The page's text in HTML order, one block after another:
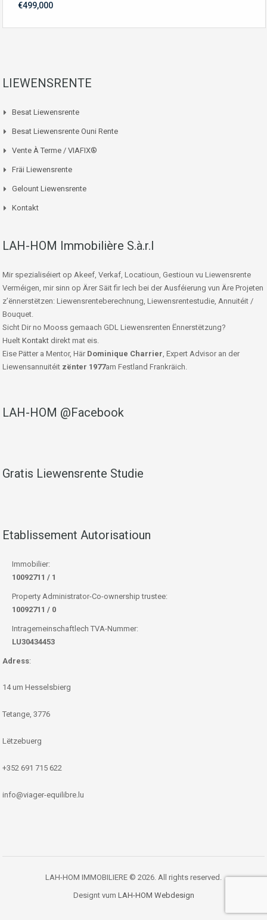
€499,000
LIEWENSRENTE
Besat Liewensrente
Besat Liewensrente Ouni Rente
Vente À Terme / VIAFIX®
Fräi Liewensrente
Gelount Liewensrente
Kontakt
LAH-HOM Immobilière S.à.r.l
Mir spezialiséiert op Akeef, Verkaf, Locatioun, Gestioun vu Liewensrente
Verméigen, mir sinn op Ärer Säit fir Iech bei der Ausféierung vun Äre Projeten
z’ënnerstëtzen: Liewensrenteberechnung, Liewensrentestudie, Annuitéit /
Bouquet.
Sicht Dir no Mooss gemaach GDL Liewensrenten Ënnerstëtzung?
Huelt Kontakt direkt mat eis.
Eise Pätter a Mentor, Här Dominique Charrier, Expert Advisor an der
Liewensannuitéit zënter 1977am Festland Frankräich.
LAH-HOM @Facebook
Gratis Liewensrente Studie
Etablissement Autorisatioun
Immobilier:
10092711 / 1
Property Administrator-Co-ownership trustee:
10092711 / 0
Intragemeinschaftlech TVA-Nummer:
LU30434453
Adress:
14 um Hesselsbierg
Tetange, 3776
Lëtzebuerg
+352 691 715 622
info@viager-equilibre.lu
LAH-HOM IMMOBILIERE © 2026. All rights reserved.
Designt vum LAH-HOM Webdesign